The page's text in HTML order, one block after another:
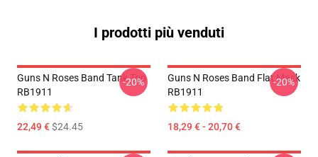
I prodotti più venduti
Guns N Roses Band Tank Top
RB1911
22,49 €$24.45
-20%
Guns N Roses Band Flat Mask
RB1911
18,29 € - 20,70 €
-20%